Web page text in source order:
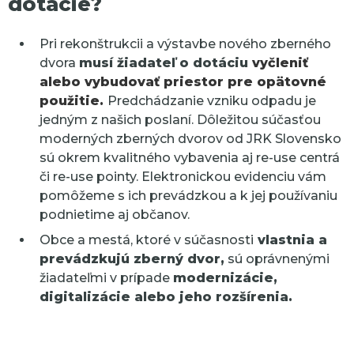
Pri rekonštrukcii a výstavbe nového zberného
dvora musí žiadateľ o dotáciu vyčleniť
alebo vybudovať priestor pre opätovné
použitie. Predchádzanie vzniku odpadu je
jedným z našich poslaní. Dôležitou súčasťou
moderných zberných dvorov od JRK Slovensko
sú okrem kvalitného vybavenia aj re-use centrá
či re-use pointy. Elektronickou evidenciu vám
pomôžeme s ich prevádzkou a k jej používaniu
podnietime aj občanov.
Obce a mestá, ktoré v súčasnosti vlastnia a
prevádzkujú zberný dvor, sú oprávnenými
žiadateľmi v prípade modernizácie,
digitalizácie alebo jeho rozšírenia.